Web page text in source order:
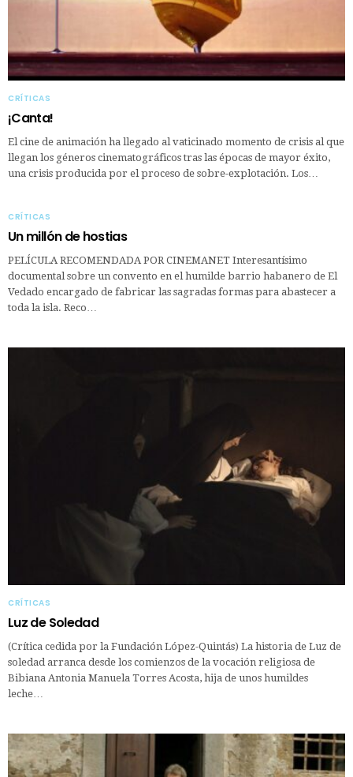
CRÍTICAS
¡Canta!
El cine de animación ha llegado al vaticinado momento de crisis al que
llegan los géneros cinematográficos tras las épocas de mayor éxito,
una crisis producida por el proceso de sobre-explotación. Los…
CRÍTICAS
Un millón de hostias
PELÍCULA RECOMENDADA POR CINEMANET Interesantísimo
documental sobre un convento en el humilde barrio habanero de El
Vedado encargado de fabricar las sagradas formas para abastecer a
toda la isla. Reco…
CRÍTICAS
Luz de Soledad
(Crítica cedida por la Fundación López-Quintás) La historia de Luz de
soledad arranca desde los comienzos de la vocación religiosa de
Bibiana Antonia Manuela Torres Acosta, hija de unos humildes
leche…